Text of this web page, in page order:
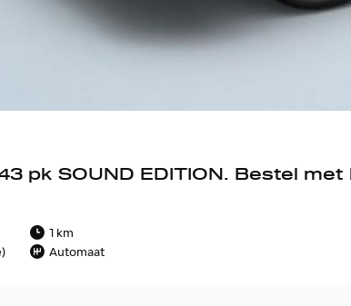
pk SOUND EDITION. Bestel
1 km
Automaat